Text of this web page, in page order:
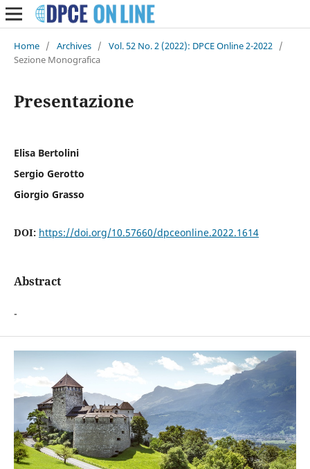
Home / Archives / Vol. 52 No. 2 (2022): DPCE Online 2-2022 /
Sezione Monografica
Presentazione
Elisa Bertolini
Sergio Gerotto
Giorgio Grasso
DOI: https://doi.org/10.57660/dpceonline.2022.1614
Abstract
-